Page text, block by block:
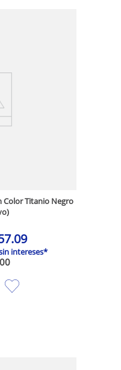
Color Titanio Negro
.09
intereses*
00